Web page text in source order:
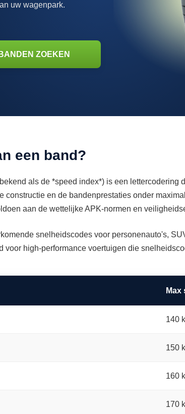
uw wagenpark.
BANDEN ZOEKEN
een band?
als de *speed index*) is een lettercodering
constructie en de bandenprestaties onder
aan de wettelijke APK-normen en
snelheidscodes voor personenauto's,
voor high-performance voertuigen die
Max
140
150
160
170